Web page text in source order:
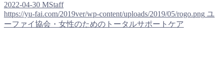
2022-04-30 MStaff
https://yu-fai.com/2019ver/wp-content/uploads/2019/05/rogo.png ユ
ーファイ協会・女性のためのトータルサポートケア